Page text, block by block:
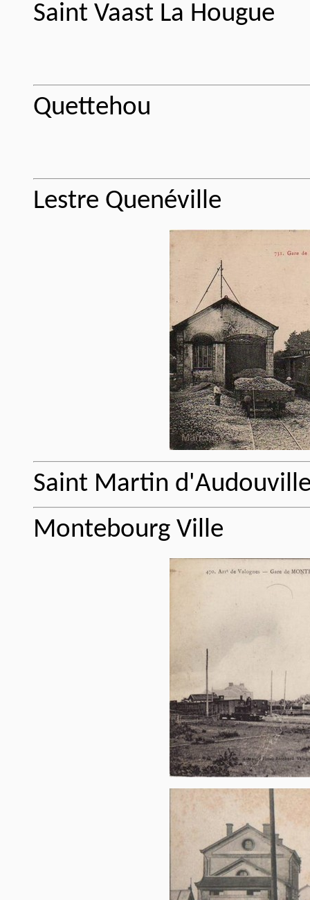
Saint Vaast La Hougue
Quettehou
Lestre Quenéville
Saint Martin
Montebourg Ville